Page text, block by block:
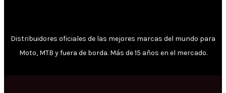
Distribuidores oficiales de las mejores marcas del mundo para
Moto, MTB y fuera de borda. Más de 15 años en el mercado.